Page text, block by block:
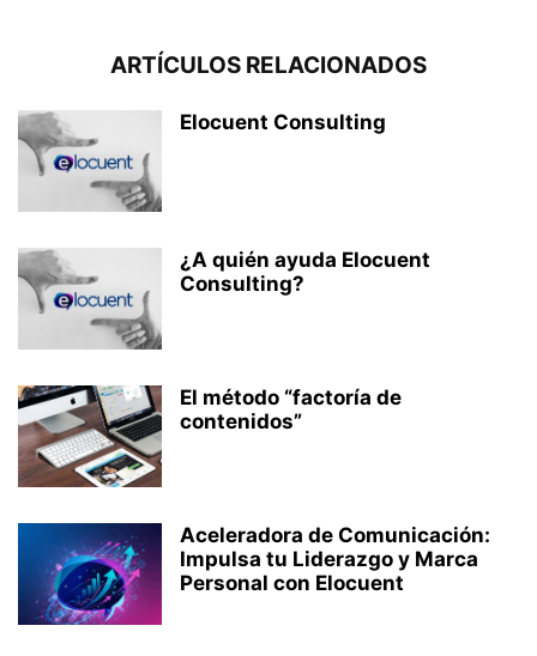
ARTÍCULOS RELACIONADOS
Elocuent Consulting
¿A quién ayuda Elocuent
Consulting?
El método “factoría de
contenidos”
Aceleradora de Comunicación:
Impulsa tu Liderazgo y Marca
Personal con Elocuent